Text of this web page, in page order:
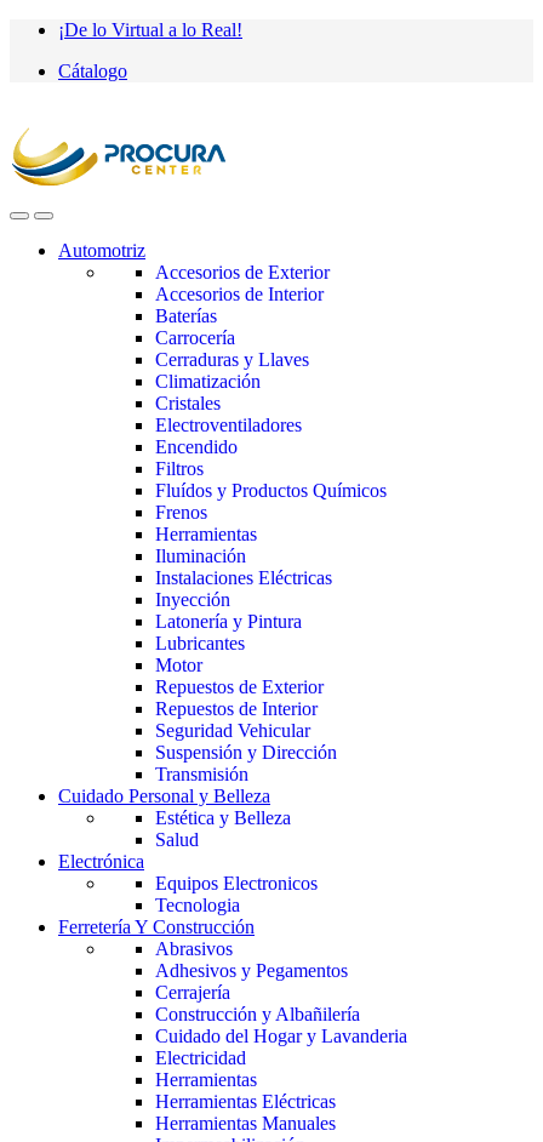
Saltar
navegación
saltar
contenido
¡De lo Virtual a lo Real!
Cátalogo
Automotriz
Accesorios de Exterior
Accesorios de Interior
Baterías
Carrocería
Cerraduras y Llaves
Climatización
Cristales
Electroventiladores
Encendido
Filtros
Fluídos y Productos Químicos
Frenos
Herramientas
Iluminación
Instalaciones Eléctricas
Inyección
Latonería y Pintura
Lubricantes
Motor
Repuestos de Exterior
Repuestos de Interior
Seguridad Vehicular
Suspensión y Dirección
Transmisión
Cuidado Personal y Belleza
Estética y Belleza
Salud
Electrónica
Equipos Electronicos
Tecnologia
Ferretería Y Construcción
Abrasivos
Adhesivos y Pegamentos
Cerrajería
Construcción y Albañilería
Cuidado del Hogar y Lavanderia
Electricidad
Herramientas
Herramientas Eléctricas
Herramientas Manuales